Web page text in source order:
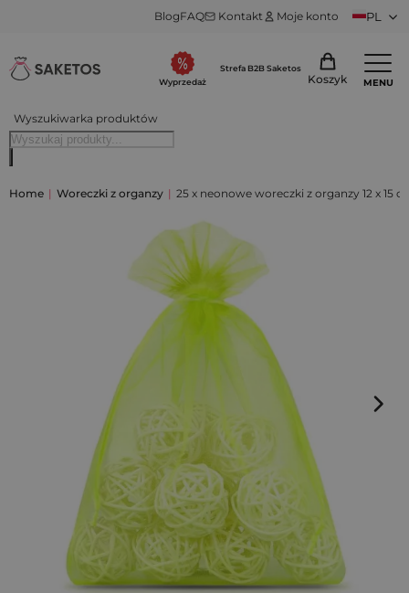
BlogFAQ Kontakt Moje konto PL
Wyszukiwarka produktów
Wyprzedaż
Strefa B2B Saketos
Koszyk MENU
Home | Woreczki z organzy | 25 x neonowe woreczki z organzy 12 x 15